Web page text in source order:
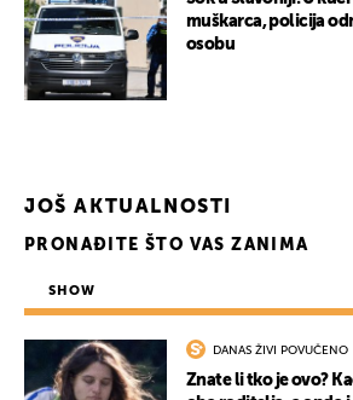
muškarca, policija
osobu
JOŠ AKTUALNOSTI
PRONAĐITE ŠTO VAS ZANIMA
SHOW
DANAS ŽIVI POVUČENO
Znate li tko je ovo?